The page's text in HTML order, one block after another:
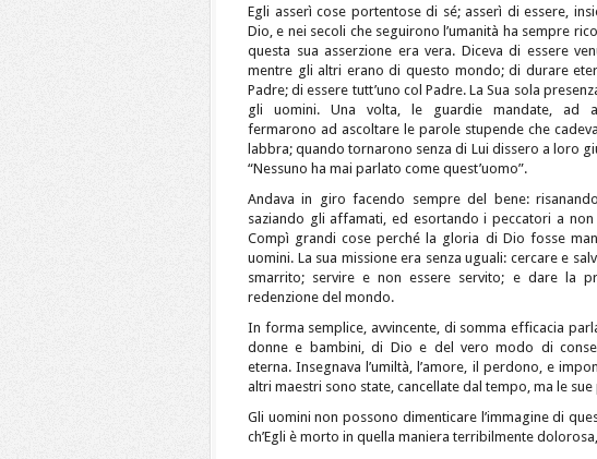
Egli asserì cose portentose di sé; asserì di essere,
Dio, e nei secoli che seguirono l’umanità ha sempre
questa sua asserzione era vera. Diceva di essere
mentre gli altri erano di questo mondo; di durare
Padre; di essere tutt’uno col Padre. La Sua sola
gli uomini. Una volta, le guardie mandate, ad
fermarono ad ascoltare le parole stupende che
labbra; quando tornarono senza di Lui dissero a loro
“Nessuno ha mai parlato come quest’uomo”.
Andava in giro facendo sempre del bene:
saziando gli affamati, ed esortando i peccatori a non
Compì grandi cose perché la gloria di Dio fosse
uomini. La sua missione era senza uguali: cercare e
smarrito; servire e non essere servito; e dare la
redenzione del mondo.
In forma semplice, avvincente, di somma efficacia
donne e bambini, di Dio e del vero modo di
eterna. Insegnava l’umiltà, l’amore, il perdono, e
altri maestri sono state, cancellate dal tempo, ma le
Gli uomini non possono dimenticare l’immagine di
ch’Egli è morto in quella maniera terribilmente